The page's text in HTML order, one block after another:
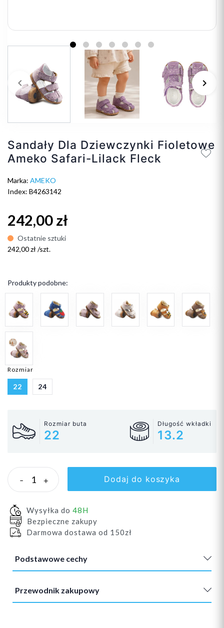
Poprzedni
keyboard_arrow_left keyboard_arrow_right
Sandały Dla Dziewczynki Fioletowe
Ameko Safari-Lilack Fleck
Marka: AMEKO
Index: B4263142
242,00 zł
Ostatnie sztuki
242,00 zł /szt.
Produkty podobne:
Rozmiar
22 24
Rozmiar buta
22
Długość wkładki
13.2
- + Dodaj do koszyka
Wysyłka do 48H
Bezpieczne zakupy
Darmowa dostawa od 150zł
Podstawowe cechy
Przewodnik zakupowy